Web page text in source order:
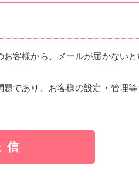
客様から、メールが届かない
であり、お客様の設定・管理